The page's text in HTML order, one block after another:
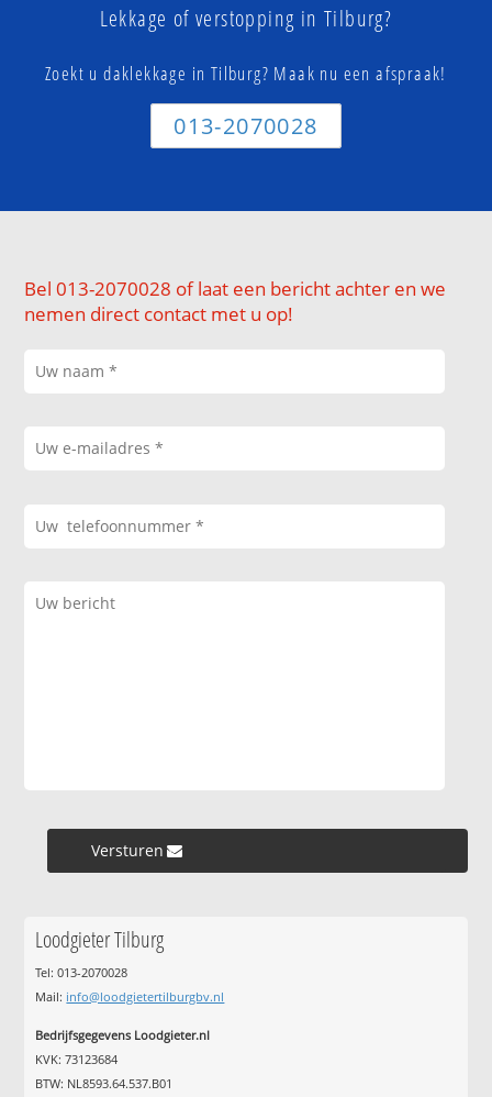
Lekkage of verstopping in Tilburg?
Zoekt u daklekkage in Tilburg? Maak nu een afspraak!
013-2070028
Bel 013-2070028 of laat een bericht achter en we
nemen direct contact met u op!
Versturen »
Loodgieter Tilburg
Tel: 013-2070028
Mail: info@loodgietertilburgbv.nl
Bedrijfsgegevens Loodgieter.nl
KVK: 73123684
BTW: NL8593.64.537.B01